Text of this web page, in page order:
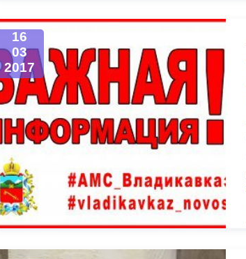
16
03
2017